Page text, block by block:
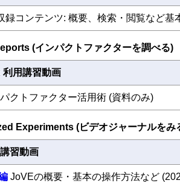
録コンテンツ: 概要、検索・閲覧など
(インパクトファクターを調べる)
利用講習動画
クトファクター活用術 (資料のみ)
Experiments (ビデオジャーナルをみ
習動画
JoVEの概要・基本の操作方法など